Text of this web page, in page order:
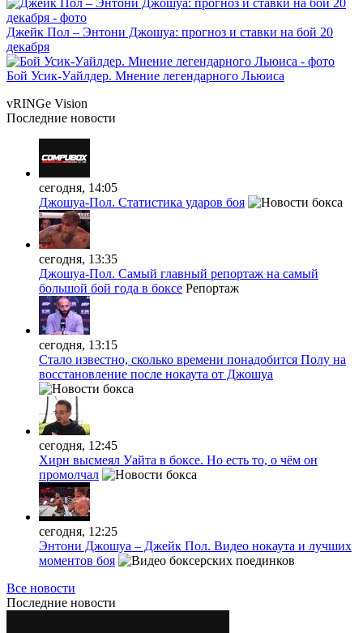
Джейк Пол – Энтони Джошуа: прогноз и ставки на бой 20
декабря
Бой Усик-Уайлдер. Мнение легендарного Льюиса
vRINGe Vision
Последние новости
сегодня, 14:05
Джошуа-Пол. Статистика ударов боя
сегодня, 13:35
Джошуа-Пол. Самый главный репортаж на самый
большой бой года в боксе Репортаж
сегодня, 13:15
Стало известно, сколько времени понадобится Полу на
восстановление после нокаута от Джошуа
сегодня, 12:45
Хирн высмеял Уайта в боксе. Но есть то, о чём он
промолчал
сегодня, 12:25
Энтони Джошуа – Джейк Пол. Видео нокаута и лучших
моментов боя
Все новости
Последние новости